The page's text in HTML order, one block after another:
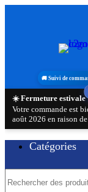
🚚 Suivi de
☀️ Fermeture estivale
Votre commande est
août 2026 en raison
Catégories